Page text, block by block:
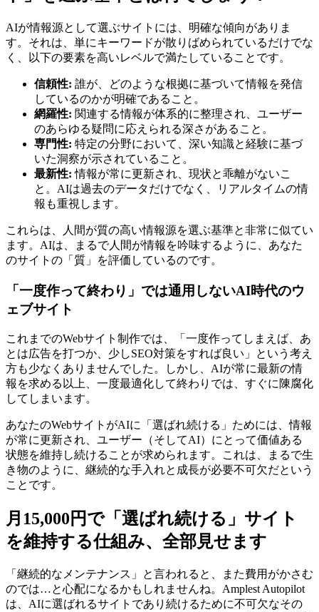
AIが情報源として選ぶサイトには、明確な傾向がありま
す。それは、単にキーワードが散りばめられているだけでな
く、以下の要素を高いレベルで満たしていることです。
信頼性: 誰が、どのような根拠に基づいて情報を発信
しているのかが明確であること。
網羅性: 関連する情報が体系的に整理され、ユーザー
のあらゆる疑問に応えられる深さがあること。
専門性: 特定の分野において、深い知識と経験に基づ
いた洞察が示されていること。
最新性: 情報が常に更新され、現状と乖離がないこ
と。AIは過去のデータだけでなく、リアルタイムの情
報も重視します。
これらは、人間が質の高い情報源を選ぶ基準と非常に似てい
ます。AIは、まるで人間が情報を吟味するように、あなた
のサイトの「質」を評価しているのです。
「一度作って終わり」では通用しないAI時代のウ
ェブサイト
これまでのWebサイト制作では、「一度作ってしまえば、あ
とは広告を打つか、少しSEO対策をすれば良い」という考え
方も少なくありませんでした。しかし、AIが常に最新の情
報を求める以上、一度最適化して終わりでは、すぐに陳腐化
してしまいます。
あなたのWebサイトがAIに「選ばれ続ける」ためには、情報
が常に更新され、ユーザー（そしてAI）にとって価値ある
状態を維持し続けることが求められます。これは、まるで生
き物のように、継続的な手入れと成長が必要不可欠だという
ことです。
月15,000円で「選ばれ続ける」サイト
を維持する仕組み、全部見せます
「継続的なメンテナンス」と言われると、また費用がかさむ
のでは…と心配になるかもしれませんね。Amplest Autopilot
は、AIに選ばれるサイトであり続けるために不可欠なその